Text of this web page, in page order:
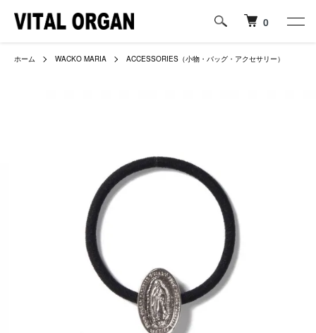
0
ホーム WACKO MARIA ACCESSORIES（小物・バッグ・アクセサリー）